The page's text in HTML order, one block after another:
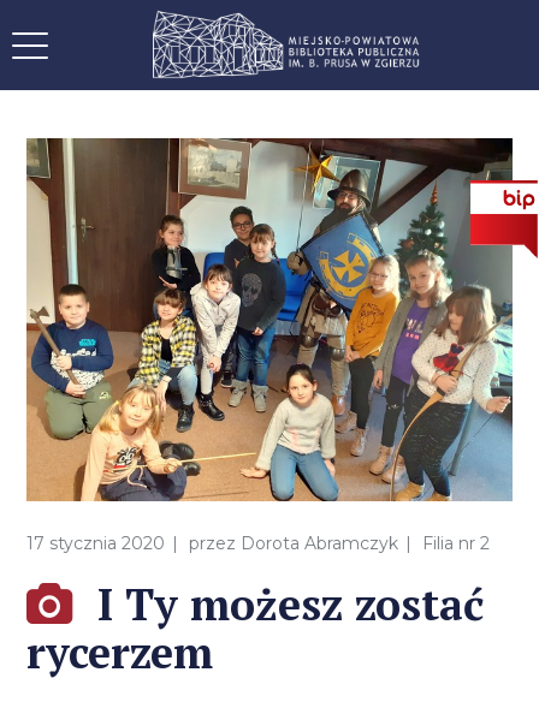
17 stycznia 2020 przez Dorota Abramczyk Filia nr 2
I Ty możesz zostać
rycerzem